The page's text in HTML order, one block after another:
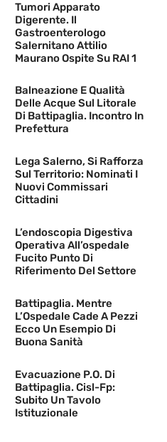
Tumori Apparato
Digerente. Il
Gastroenterologo
Salernitano Attilio
Maurano Ospite Su RAI 1
Balneazione E Qualità
Delle Acque Sul Litorale
Di Battipaglia. Incontro In
Prefettura
Lega Salerno, Si Rafforza
Sul Territorio: Nominati I
Nuovi Commissari
Cittadini
L’endoscopia Digestiva
Operativa All’ospedale
Fucito Punto Di
Riferimento Del Settore
Battipaglia. Mentre
L’Ospedale Cade A Pezzi
Ecco Un Esempio Di
Buona Sanità
Evacuazione P.O. Di
Battipaglia. Cisl-Fp:
Subito Un Tavolo
Istituzionale